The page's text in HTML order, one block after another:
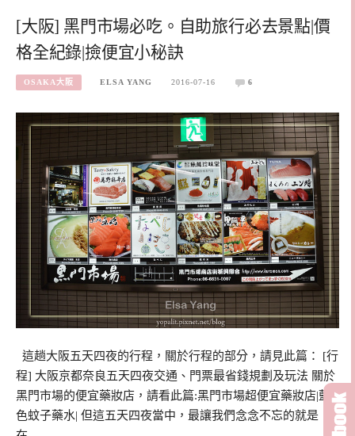
[大阪] 黑門市場必吃。自助旅行必去景點|價
格全紀錄|撿便宜小秘訣
OSAKA大阪 ELSA YANG 2016-07-16 6
這趟大阪五天四夜的行程，關於行程的部分，請見此篇： [行
程] 大阪京都奈良五天四夜交通、門票最省錢規劃及玩法 關於
黑門市場的便宜藥妝店，請看此篇:黑門市場超便宜藥妝店|藍
色蚊子藥水| 但這五天四夜當中，最讓我們念念不忘的就是